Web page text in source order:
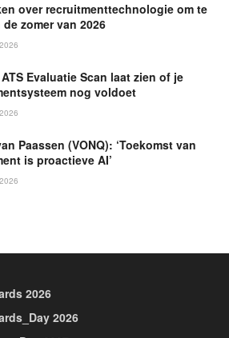
over recruitmenttechnologie om te
de zomer van 2026
Evaluatie Scan laat zien of je
nog voldoet
Paassen (VONQ): ‘Toekomst van
is proactieve AI’
2026
2026